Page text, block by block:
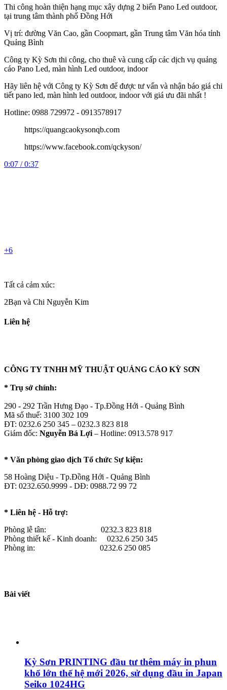
Thi công hoàn thiện hạng mục xây dựng 2 biển Pano Led outdoor,
tại trung tâm thành phố Đồng Hới
Vị trí: đường Văn Cao, gần Coopmart, gần Trung tâm Văn hóa tỉnh
Quảng Bình
Công ty Kỳ Sơn thi công, cho thuê và cung cấp các dịch vụ quảng
cáo Pano Led, màn hình Led outdoor, indoor
Hãy liên hệ với Công ty Kỳ Sơn để được tư vấn và nhận báo giá chi
tiết pano led, màn hình led outdoor, indoor với giá ưu đãi nhất !
Hotline: 0988 729972 - 0913578917
https://quangcaokysonqb.com
https://www.facebook.com/qckyson/
0:07 / 0:37
+6
Tất cả cảm xúc:
2Bạn và Chi Nguyễn Kim
Liên hệ
CÔNG TY TNHH MỸ THUẬT QUẢNG CÁO KỲ SƠN
* Trụ sở chính:
290 - 292 Trần Hưng Đạo - Tp.Đồng Hới - Quảng Bình
Mã số thuế: 3100 302 109
ĐT: 0232.6 250 345 – 0232.3 823 818
Giám đốc: Nguyễn Bá Lợi – Hotline: 0913.578 917
* Văn phòng giao dịch Tổ chức Sự kiện:
58 Hoàng Diệu - Tp.Đồng Hới - Quảng Bình
ĐT: 0232.650.9999 - DĐ: 0988.72 99 72
* Liên hệ - Hỗ trợ:
Phòng lễ tân: 0232.3 823 818
Phòng thiết kế - Kinh doanh: 0232.6 250 345
Phòng in: 0232.6 250 085
Bài viết
Kỳ Sơn PRINTING đầu tư thêm máy in phun
khổ lớn thế hệ mới 2026, sử dụng đầu in Japan
Seiko 1024HG